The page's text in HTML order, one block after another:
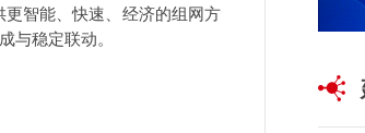
智能、快速、经济的组网方
与稳定联动。